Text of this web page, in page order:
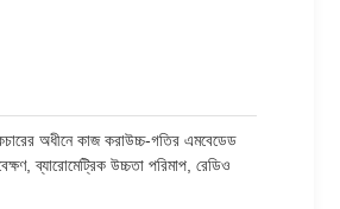
অধীনে কাজ করাউচ্চ-গতির এমবেডেড
ব্যারোমেট্রিক উচ্চতা পরিমাপ, রেডিও